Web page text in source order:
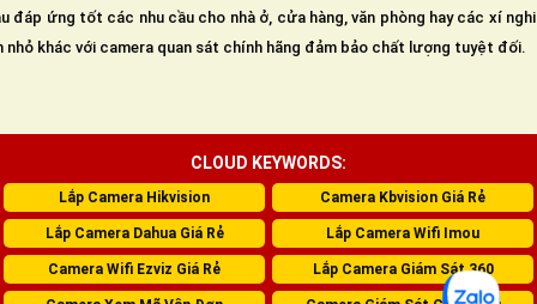
đáp ứng tốt các nhu cầu cho nhà ở, cửa hàng, văn phòng hay các xí
nhỏ khác với camera quan sát chính hãng đảm bảo chất lượng tuyệt đối.
CLOUD KEYWORDS:
Lắp Camera Hikvision Camera Kbvision Giá Rẻ
Lắp Camera Dahua Giá Rẻ Lắp Camera Wifi Imou
Camera Wifi Ezviz Giá Rẻ Lắp Camera Giám Sát 360